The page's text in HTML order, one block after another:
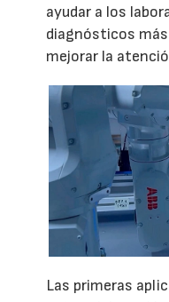
ayudar a los
diagnósticos
mejorar la
Las primeras